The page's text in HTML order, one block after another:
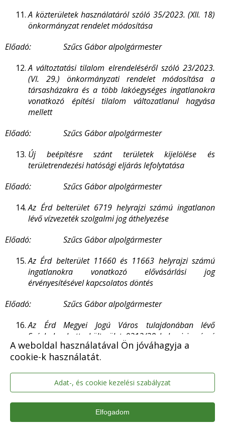
A weboldal használatával Ön jóváhagyja a
cookie-k használatát.
Adat-, és cookie kezelési szabályzat
Elfogadom
A közterületek használatáról szóló 35/2023. (XII. 18)
önkormányzat rendelet módosítása
Előadó: Szűcs Gábor alpolgármester
A változtatási tilalom elrendeléséről szóló 23/2023.
(VI. 29.) önkormányzati rendelet módosítása a
társasházakra és a több lakóegységes ingatlanokra
vonatkozó építési tilalom változatlanul hagyása
mellett
Előadó: Szűcs Gábor alpolgármester
Új beépítésre szánt területek kijelölése és
területrendezési hatósági eljárás lefolytatása
Előadó: Szűcs Gábor alpolgármester
Az Érd belterület 6719 helyrajzi számú ingatlanon
lévő vízvezeték szolgalmi jog áthelyezése
Előadó: Szűcs Gábor alpolgármester
Az Érd belterület 11660 és 11663 helyrajzi számú
ingatlanokra vonatkozó elővásárlási jog
érvényesítésével kapcsolatos döntés
Előadó: Szűcs Gábor alpolgármester
Az Érd Megyei Jogú Város tulajdonában lévő
Százhalombatta külterület 0212/38 helyrajzi számú
szántó művelődési ágú ingatlan pályázat útján
történő hasznosítása
Előadó: Szűcs Gábor alpolgármester
Tulajdonosi hozzájárulás megadása az Érdi Városi
Sportegyesület részére pályázat benyújtásához